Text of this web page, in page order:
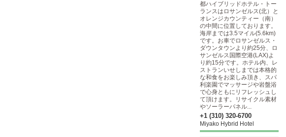
都ハイブリッドホテル・トー
ランスはロサンゼルス(北）と
オレンジカウンティー（南）
の中間に位置しております。
海岸までは3.5マイル(5.6km)
です。お車でロサンゼルス・
ダウンタウンより約25分、ロ
サンゼルス国際空港(LAX)よ
り約15分です。ホテル内、レ
ストランいせしまでは本格的
な和食をお楽しみ頂き、スパ
利楽園でマッサージや岩盤浴
で心身ともにリフレッシュし
て頂けます。リサイクル素材
やソーラーパネル...
+1 (310) 320-6700
Miyako Hybrid Hotel